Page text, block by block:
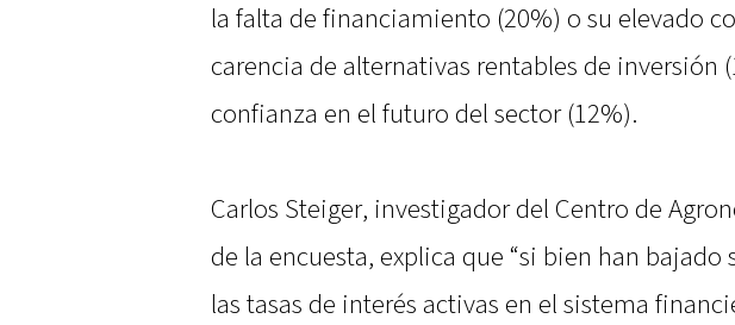
la falta de financiamiento (20%) o su elevado
carencia de alternativas rentables de inversión
confianza en el futuro del sector (12%).
Carlos Steiger, investigador del Centro de
de la encuesta, explica que “si bien han
las tasas de interés activas en el sistema